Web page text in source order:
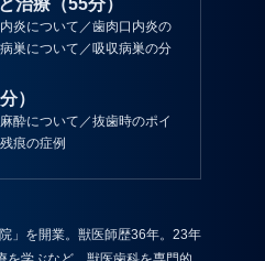
療（55分）
炎について／歯肉口内炎の
巣について／吸収病巣の分
）
酔について／抜歯時のポイ
痕の症例
」を開業。獣医師歴36年。23年